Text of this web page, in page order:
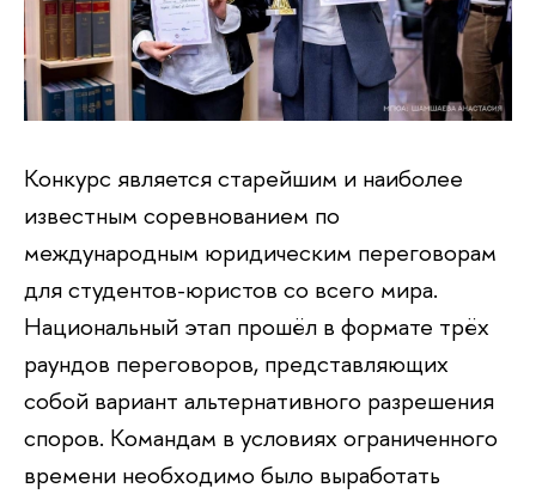
Конкурс является старейшим и наиболее
известным соревнованием по
международным юридическим переговорам
для студентов-юристов со всего мира.
Национальный этап прошёл в формате трёх
раундов переговоров, представляющих
собой вариант альтернативного разрешения
споров. Командам в условиях ограниченного
времени необходимо было выработать